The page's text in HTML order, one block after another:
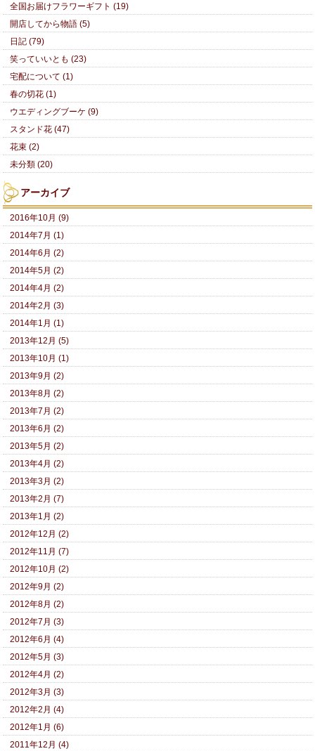
全国お届けフラワーギフト (19)
開店してから物語 (5)
日記 (79)
笑っていいとも (23)
宅配について (1)
春の切花 (1)
ウエディングブーケ (9)
スタンド花 (47)
花束 (2)
未分類 (20)
アーカイブ
2016年10月 (9)
2014年7月 (1)
2014年6月 (2)
2014年5月 (2)
2014年4月 (2)
2014年2月 (3)
2014年1月 (1)
2013年12月 (5)
2013年10月 (1)
2013年9月 (2)
2013年8月 (2)
2013年7月 (2)
2013年6月 (2)
2013年5月 (2)
2013年4月 (2)
2013年3月 (2)
2013年2月 (7)
2013年1月 (2)
2012年12月 (2)
2012年11月 (7)
2012年10月 (2)
2012年9月 (2)
2012年8月 (2)
2012年7月 (3)
2012年6月 (4)
2012年5月 (3)
2012年4月 (2)
2012年3月 (3)
2012年2月 (4)
2012年1月 (6)
2011年12月 (4)